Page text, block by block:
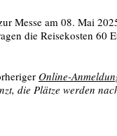
Messe am 08. Mai
die Reisekosten 60
Online-
die Plätze werden